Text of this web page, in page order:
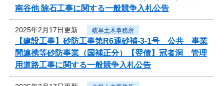
南谷他 除石工事に関する一般競争入札公告
2025年2月17日更新 岐阜土木事務所
【建設工事】砂防工事第R6通砂補-3-1号 公共 事業
間連携等砂防事業（国補正分）【翌債】冠者洞 管理
用道路工事に関する一般競争入札公告